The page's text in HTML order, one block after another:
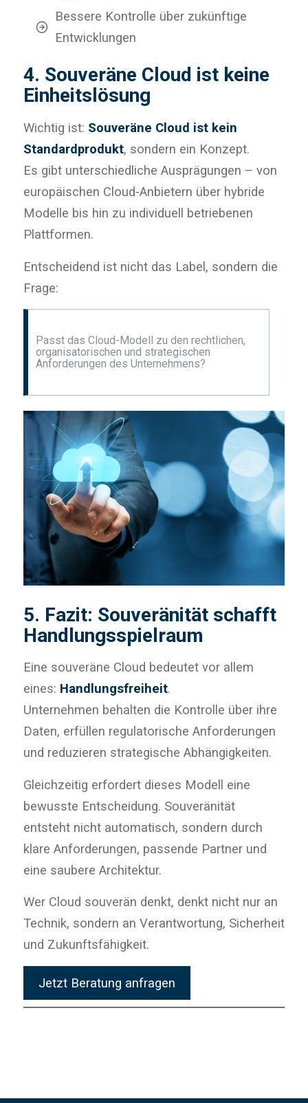
Bessere Kontrolle über zukünftige
Entwicklungen
4. Souveräne Cloud ist keine
Einheitslösung
Wichtig ist: Souveräne Cloud ist kein
Standardprodukt, sondern ein Konzept.
Es gibt unterschiedliche Ausprägungen – von
europäischen Cloud-Anbietern über hybride
Modelle bis hin zu individuell betriebenen
Plattformen.
Entscheidend ist nicht das Label, sondern die
Frage:
Passt das Cloud-Modell zu den rechtlichen,
organisatorischen und strategischen
Anforderungen des Unternehmens?
5. Fazit: Souveränität schafft
Handlungsspielraum
Eine souveräne Cloud bedeutet vor allem
eines: Handlungsfreiheit.
Unternehmen behalten die Kontrolle über ihre
Daten, erfüllen regulatorische Anforderungen
und reduzieren strategische Abhängigkeiten.
Gleichzeitig erfordert dieses Modell eine
bewusste Entscheidung. Souveränität
entsteht nicht automatisch, sondern durch
klare Anforderungen, passende Partner und
eine saubere Architektur.
Wer Cloud souverän denkt, denkt nicht nur an
Technik, sondern an Verantwortung, Sicherheit
und Zukunftsfähigkeit.
Jetzt Beratung anfragen